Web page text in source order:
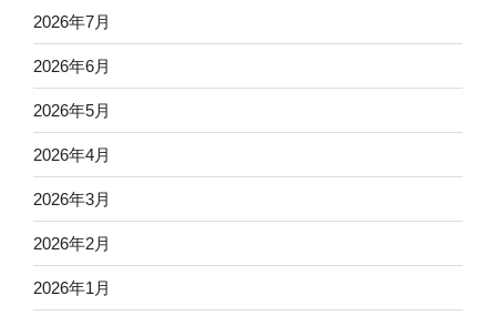
2026年7月
2026年6月
2026年5月
2026年4月
2026年3月
2026年2月
2026年1月